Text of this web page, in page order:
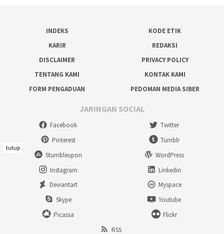
INDEKS
KODE ETIK
KARIR
REDAKSI
DISCLAIMER
PRIVACY POLICY
TENTANG KAMI
KONTAK KAMI
FORM PENGADUAN
PEDOMAN MEDIA SIBER
JARINGAN SOCIAL
Facebook
Twitter
Pinterest
Tumblr
Stumbleupon
WordPress
Instagram
Linkedin
Deviantart
Myspace
Skype
Youtube
Picassa
Flickr
RSS
tutup